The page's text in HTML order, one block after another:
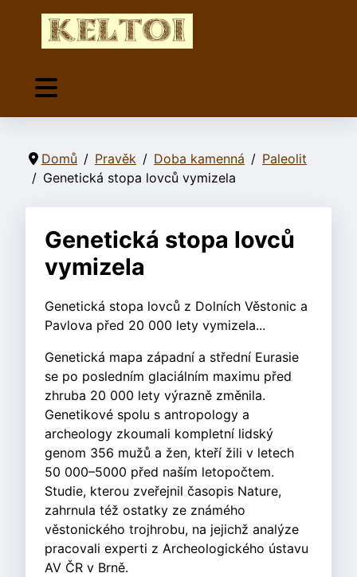
Domů Pravěk Doba kamenná
Paleolit
Genetická stopa lovců vymizela
Genetická stopa lovců
vymizela
Genetická stopa lovců z Dolních Věstonic a
Pavlova před 20 000 lety vymizela...
Genetická mapa západní a střední Eurasie
se po posledním glaciálním maximu před
zhruba 20 000 lety výrazně změnila.
Genetikové spolu s antropology a
archeology zkoumali kompletní lidský
genom 356 mužů a žen, kteří žili v letech
50 000–5000 před naším letopočtem.
Studie, kterou zveřejnil časopis Nature,
zahrnula též ostatky ze známého
věstonického trojhrobu, na jejichž analýze
pracovali experti z Archeologického ústavu
AV ČR v Brně.